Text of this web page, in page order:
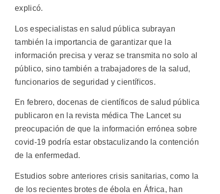
explicó.
Los especialistas en salud pública subrayan
también la importancia de garantizar que la
información precisa y veraz se transmita no solo al
público, sino también a trabajadores de la salud,
funcionarios de seguridad y científicos.
En febrero, docenas de científicos de salud pública
publicaron en la revista médica The Lancet su
preocupación de que la información errónea sobre
covid-19 podría estar obstaculizando la contención
de la enfermedad.
Estudios sobre anteriores crisis sanitarias, como la
de los recientes brotes de ébola en África, han